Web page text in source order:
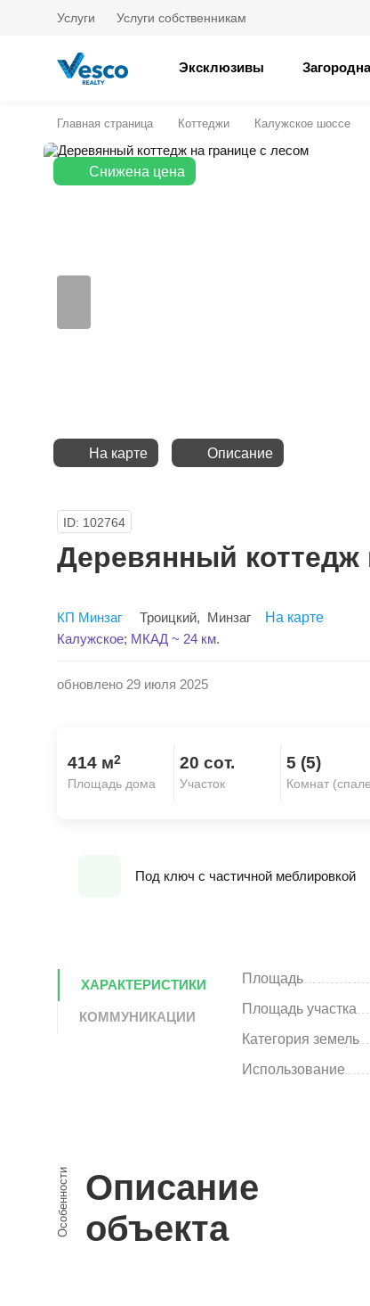
Услуги Услуги собственникам
Эксклюзивы
Главная страница Коттеджи Калужское шоссе
Снижена цена
На карте Описание
ID: 102764
Деревянный коттедж
КП Минзаг Троицкий, Минзаг
На карте
Калужское; МКАД ~ 24 км.
обновлено 29 июля 2025
414 м2
Площадь дома
20 сот.
Участок
5 (5)
Комнат
Под ключ с частичной меблировкой
ХАРАКТЕРИСТИКИ
КОММУНИКАЦИИ
Площадь
Площадь участка
Категория земель
Использование
Особенности Описание
объекта